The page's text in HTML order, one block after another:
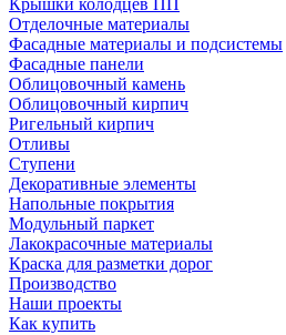
Крышки колодцев ПП
Отделочные материалы
Фасадные материалы и подсистемы
Фасадные панели
Облицовочный камень
Облицовочный кирпич
Ригельный кирпич
Отливы
Ступени
Декоративные элементы
Напольные покрытия
Модульный паркет
Лакокрасочные материалы
Краска для разметки дорог
Производство
Наши проекты
Как купить